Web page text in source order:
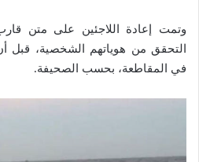
وتمت إعادة اللاجئين على متن
التحقق من هوياتهم الشخصية، قبل
في المقاطعة، بحسب الصحيفة.